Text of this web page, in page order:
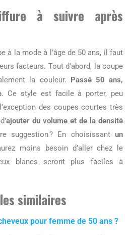
à suivre après
à la mode à l’âge de 50 ans, il faut
facteurs. Tout d’abord, la coupe
la couleur. Passé 50 ans,
. Ce style est facile à porter, peu
des coupes courtes très
ajouter du volume et de la densité
suggestion ? En choisissantun
moins besoin d’aller chez le
blancs seront plus faciles à
similaires
pour femme de 50 ans ?